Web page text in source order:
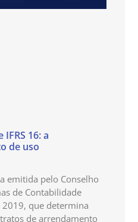
16: a
de uso
emitida pelo Conselho
de Contabilidade
2019, que determina
de arrendamento